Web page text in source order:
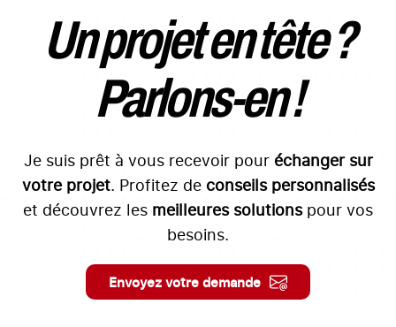
Un projet en tête ?
Parlons-en !
Je suis prêt à vous recevoir pour échanger sur
votre projet. Profitez de conseils personnalisés
et découvrez les meilleures solutionspour vos
besoins.
Envoyez votre demande